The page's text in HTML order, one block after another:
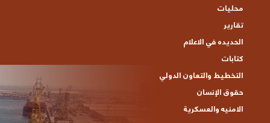
محليات
تقارير
الحديده في الاعلام
كتابات
التخطيط والتعاون الدولي
حقوق الإنسان
الامنيه والعسكرية